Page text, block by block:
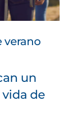
verano
un
de